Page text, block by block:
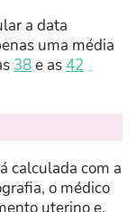
a data
uma média
38e as42
calculada com a
o médico